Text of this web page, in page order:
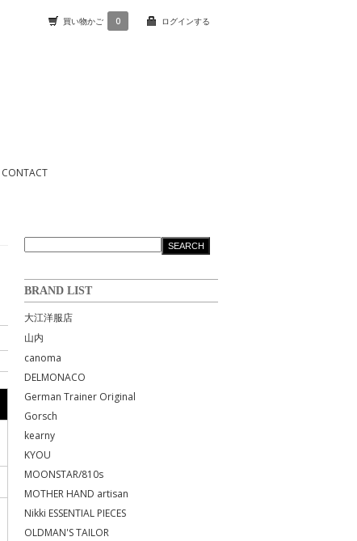
ログインする
買い物かご 0
CONTACT
BRAND LIST
大江洋服店
山内
canoma
DELMONACO
German Trainer Original
Gorsch
kearny
KYOU
MOONSTAR/810s
MOTHER HAND artisan
Nikki ESSENTIAL PIECES
OLDMAN'S TAILOR